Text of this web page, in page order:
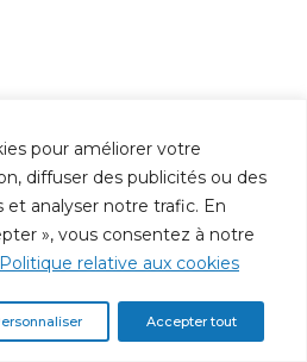
pour améliorer votre
diffuser des publicités ou des
et analyser notre trafic. En
», vous consentez à notre
Politique relative aux cookies
Accepter tout